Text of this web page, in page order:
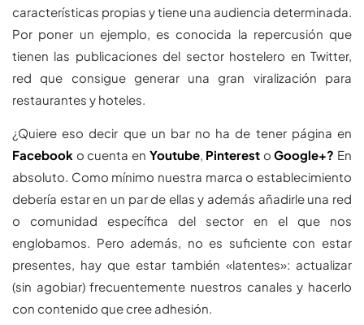
características propias y tiene una audiencia determinada.
Por poner un ejemplo, es conocida la repercusión que
tienen las publicaciones del sector hostelero en Twitter,
red que consigue generar una gran viralización para
restaurantes y hoteles.
¿Quiere eso decir que un bar no ha de tener página en
Facebook o cuenta en Youtube, Pinterest oGoogle+? En
absoluto. Como mínimo nuestra marca o establecimiento
debería estar en un par de ellas y además añadirle una red
o comunidad específica del sector en el que nos
englobamos. Pero además, no es suficiente con estar
presentes, hay que estar también «latentes»: actualizar
(sin agobiar) frecuentemente nuestros canales y hacerlo
con contenido que cree adhesión.